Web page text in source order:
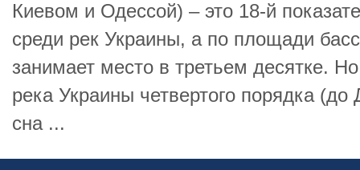
Киевом и Одессой) – это 18-й
среди рек Украины, а по площади
занимает место в третьем десятке.
река Украины четвертого порядка
сна ...